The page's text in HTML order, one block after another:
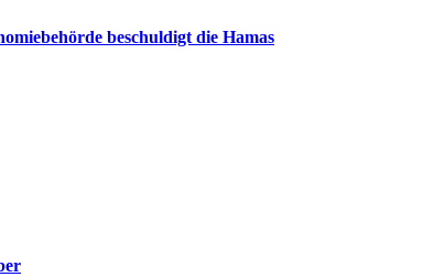
beschuldigt die Hamas